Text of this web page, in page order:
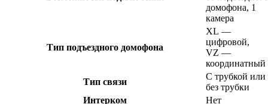
домофона, 1
камера
Тип подъездного домофона
XL —
цифровой,
VZ —
координатный
Тип связи
С трубкой или
без трубки
Интерком
Нет